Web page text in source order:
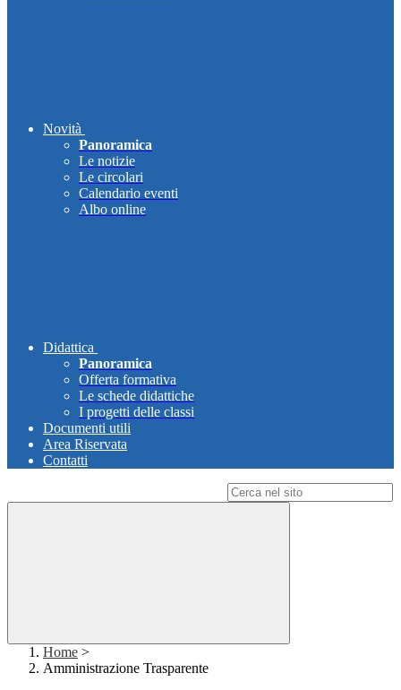
Novità
Panoramica
Le notizie
Le circolari
Calendario eventi
Albo online
Didattica
Panoramica
Offerta formativa
Le schede didattiche
I progetti delle classi
Documenti utili
Area Riservata
Contatti
Home >
Amministrazione Trasparente